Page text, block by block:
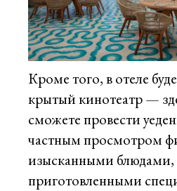
Кроме того, в отеле
крытый кинотеатр —
сможете провести
частным просмотром
изысканными блюдами,
приготовленными